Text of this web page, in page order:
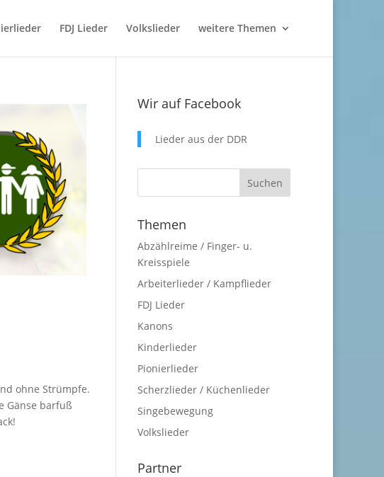
FDJ Lieder Volkslieder weitere Themen
ohne Strümpfe.
Gänse barfuß
Wir auf Facebook
Lieder aus der DDR
Themen
Abzählreime / Finger- u.
Kreisspiele
Arbeiterlieder / Kampflieder
FDJ Lieder
Kanons
Kinderlieder
Pionierlieder
Scherzlieder / Küchenlieder
Singebewegung
Volkslieder
Partner